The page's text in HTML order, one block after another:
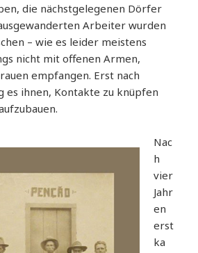
die nächstgelegenen Dörfer
Arbeiter wurden
– wie es leider meistens
nicht mit offenen Armen,
empfangen. Erst nach
es ihnen, Kontakte zu knüpfen
Nac
h
vier
Jahr
en
erst
ka